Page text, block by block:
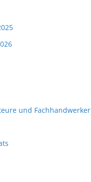
und Fachhandwerker